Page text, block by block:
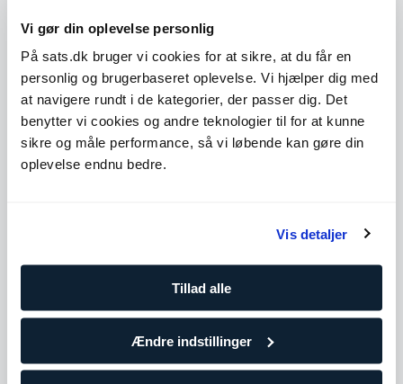
Vi gør din oplevelse personlig
På sats.dk bruger vi cookies for at sikre, at du får en
personlig og brugerbaseret oplevelse. Vi hjælper dig med
at navigere rundt i de kategorier, der passer dig. Det
benytter vi cookies og andre teknologier til for at kunne
sikre og måle performance, så vi løbende kan gøre din
oplevelse endnu bedre.
Vis detaljer
Tillad alle
Ændre indstillinger
Pause: 30 sekunder De næste pauser er korte og giver ikke
spørgsmål på de sidste intervaller! Her er nogle one-liners og
fun facts, der kan svare på de mere vigtige spørgsmål i livet.
😉
Talepunkter:"Er du et katte- eller hundemenneske?"Fun fact:
Vidste du, at hundemennesker er mere end dobbelt så
tilbøjelige til at fejre deres kæledyrs fødselsdag end
"Er du et A- eller en B-menneske?"
menneske?
Interval 7: 30 sekunder